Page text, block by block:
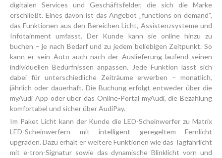
digitalen Services und Geschäftsfelder, die sich die Marke
erschließt. Eines davon ist das Angebot „functions on demand“,
das Funktionen aus den Bereichen Licht, Assistenzsysteme und
Infotainment umfasst. Der Kunde kann sie online hinzu zu
buchen – je nach Bedarf und zu jedem beliebigen Zeitpunkt. So
kann er sein Auto auch nach der Auslieferung laufend seinen
individuellen Bedürfnissen anpassen. Jede Funktion lässt sich
dabei für unterschiedliche Zeiträume erwerben – monatlich,
jährlich oder dauerhaft. Die Buchung erfolgt entweder über die
myAudi App oder über das Online-Portal myAudi, die Bezahlung
komfortabel und sicher über AudiPay.
Im Paket Licht kann der Kunde die LED-Scheinwerfer zu Matrix
LED-Scheinwerfern mit intelligent geregeltem Fernlicht
upgraden. Dazu erhält er weitere Funktionen wie das Tagfahrlicht
mit e-tron-Signatur sowie das dynamische Blinklicht vorn und